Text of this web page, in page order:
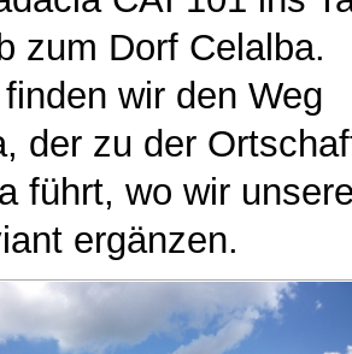
zum Dorf Celalba.
wir den Weg
der zu der
führt, wo wir
ergänzen.